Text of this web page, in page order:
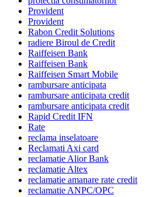
Provident
Provident
Rabon Credit Solutions
radiere Biroul de Credit
Raiffeisen Bank
Raiffeisen Bank
Raiffeisen Smart Mobile
rambursare anticipata
rambursare anticipata credit
rambursare anticipata credit
Rapid Credit IFN
Rate
reclama inselatoare
Reclamati Axi card
reclamatie Alior Bank
reclamatie Altex
reclamatie amanare rate credit
reclamatie ANPC/OPC